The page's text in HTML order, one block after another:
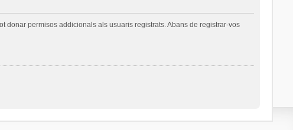
donar permisos addicionals als usuaris registrats. Abans de registrar-vos